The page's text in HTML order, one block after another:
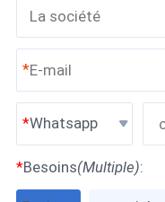
*
Whatsapp
*Besoins(Multiple):